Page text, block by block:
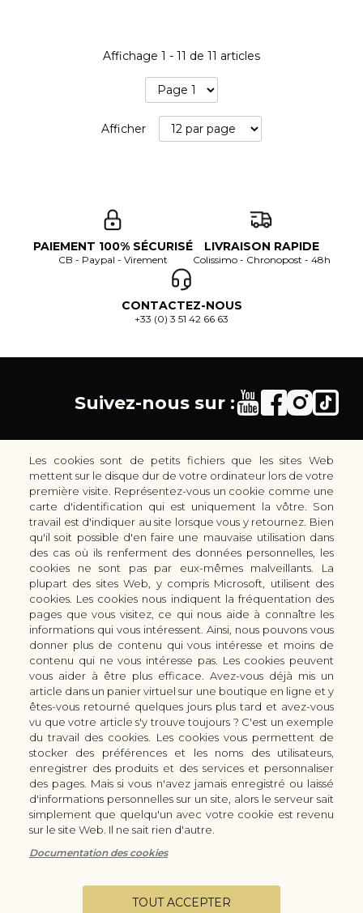
Affichage 1 - 11 de 11 articles
Afficher
PAIEMENT 100% SÉCURISÉ
CB - Paypal - Virement
LIVRAISON RAPIDE
Colissimo - Chronopost - 48h
CONTACTEZ-NOUS
+33 (0) 3 51 42 66 63
Suivez-nous sur :
30 rue Colbert - 51100 REIMS - France
coutellerie.champenoise@gmail.com
+33 (0) 3 51 42 66 63
Boutique
LES GAMMES DE COUTEAUX KAI
LES ACCESSOIRES DE CUISINE KAI
CUTTERS & CISEAUX KAI
LES SERVICES/PRESTATIONS
Bon à savoir
Manuel d'aiguisage & entretien
Histoire du couteau japonais
Forme de lame
FAQ
Nous connaitre
Qui sommes-nous ?
Moyens de paiement
Modes de livraison
Demande de devis
Contact
Infos légales
Conditions Générales de Vente
Vie privée
Les cookies sont de petits fichiers que les sites Web
mettent sur le disque dur de votre ordinateur lors de votre
première visite. Représentez-vous un cookie comme une
carte d'identification qui est uniquement la vôtre. Son
travail est d'indiquer au site lorsque vous y retournez. Bien
qu'il soit possible d'en faire une mauvaise utilisation dans
des cas où ils renferment des données personnelles, les
cookies ne sont pas par eux-mêmes malveillants. La
plupart des sites Web, y compris Microsoft, utilisent des
cookies. Les cookies nous indiquent la fréquentation des
pages que vous visitez, ce qui nous aide à connaître les
informations qui vous intéressent. Ainsi, nous pouvons vous
donner plus de contenu qui vous intéresse et moins de
contenu qui ne vous intéresse pas. Les cookies peuvent
vous aider à être plus efficace. Avez-vous déjà mis un
article dans un panier virtuel sur une boutique en ligne et y
êtes-vous retourné quelques jours plus tard et avez-vous
vu que votre article s'y trouve toujours ? C'est un exemple
du travail des cookies. Les cookies vous permettent de
stocker des préférences et les noms des utilisateurs,
enregistrer des produits et des services et personnaliser
des pages. Mais si vous n'avez jamais enregistré ou laissé
d'informations personnelles sur un site, alors le serveur sait
simplement que quelqu'un avec votre cookie est revenu
sur le site Web. Il ne sait rien d'autre.
Documentation des cookies
TOUT ACCEPTER